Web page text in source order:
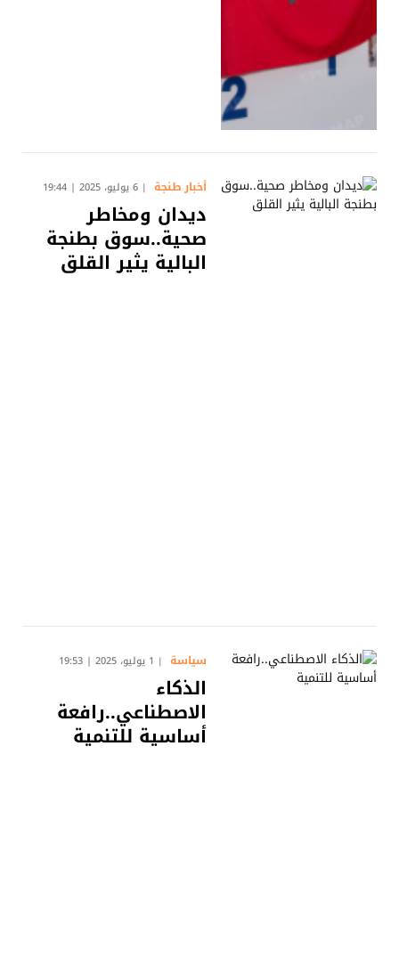
أخبار طنجة 6 يوليو، 2025 | 19:44
ديدان ومخاطر
صحية..سوق بطنجة
البالية يثير القلق
سياسة 1 يوليو، 2025 | 19:53
الذكاء
الاصطناعي..رافعة
أساسية للتنمية